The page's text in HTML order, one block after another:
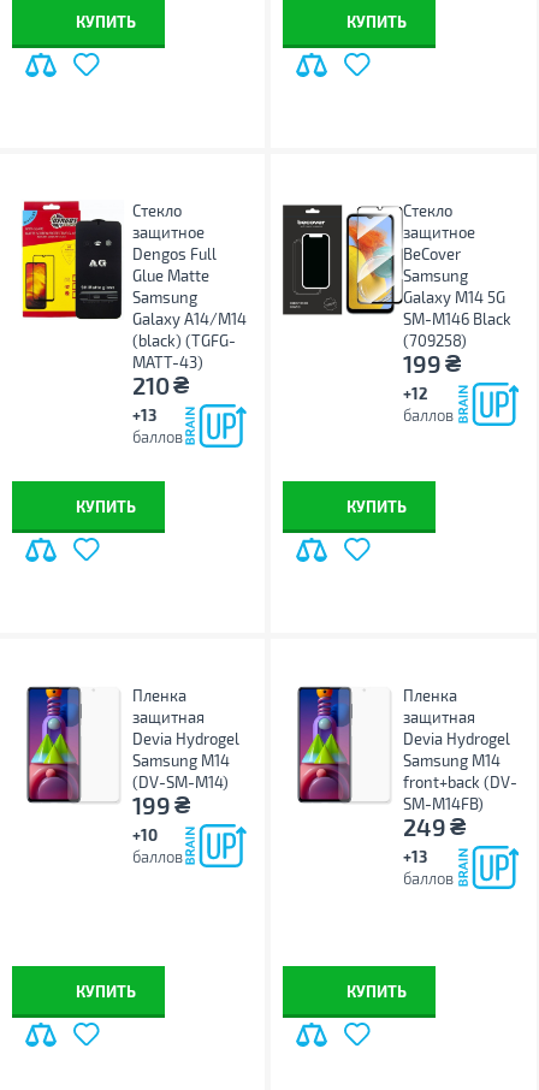
КУПИТЬ КУПИТЬ
Стекло
защитное
Dengos Full
Glue Matte
Samsung
Galaxy A14/M14
(black) (TGFG-
MATT-43)
210₴
+13
баллов
КУПИТЬ
Стекло
защитное
BeCover
Samsung
Galaxy M14 5G
SM-M146 Black
(709258)
199₴
+12
баллов
КУПИТЬ
Пленка
защитная
Devia Hydrogel
Samsung M14
(DV-SM-M14)
199₴
+10
баллов
КУПИТЬ
Пленка
защитная
Devia Hydrogel
Samsung M14
front+back (DV-
SM-M14FB)
249₴
+13
баллов
КУПИТЬ